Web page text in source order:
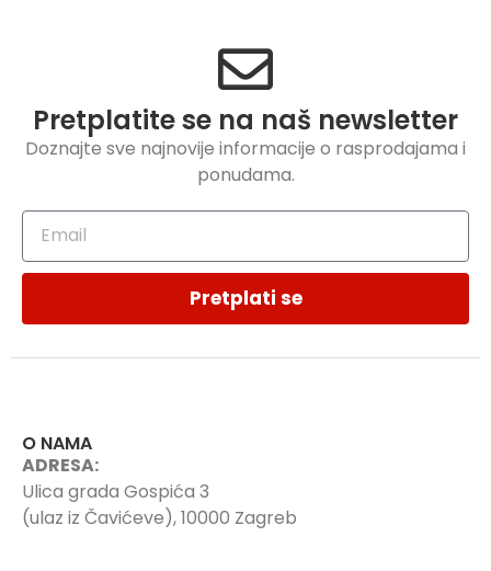
Pretplatite se na naš newsletter
Doznajte sve najnovije informacije o rasprodajama i
ponudama.
Pretplati se
O NAMA
ADRESA:
Ulica grada Gospića 3
(ulaz iz Čavićeve), 10000 Zagreb